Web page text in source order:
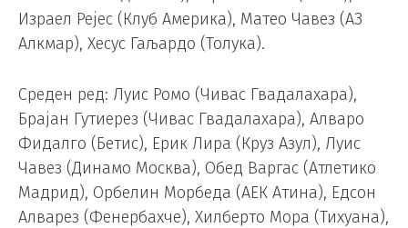
Израел Рејес (Клуб Америка), Матео Чавез (АЗ
Алкмар), Хесус Гаљардо (Толука).
Среден ред: Луис Ромо (Чивас Гвадалахара),
Брајан Гутиерез (Чивас Гвадалахара), Алваро
Фидалго (Бетис), Ерик Лира (Круз Азул), Луис
Чавез (Динамо Москва), Обед Варгас (Атлетико
Мадрид), Орбелин Морбеда (АЕК Атина), Едсон
Алварез (Фенербахче), Хилберто Мора (Тихуана),